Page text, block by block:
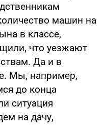
машин на
в классе,
что уезжают
Да и в
Мы, например,
до конца
ситуация
на дачу,